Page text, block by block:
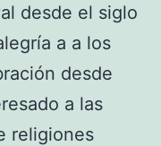
desde el siglo
a a los
desde
a las
religiones